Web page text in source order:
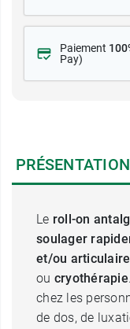
Paiement
Pay)
PRÉSENTATION
Le roll-on
soulager
et/ou
ou cryothérapie
chez les
de dos, de